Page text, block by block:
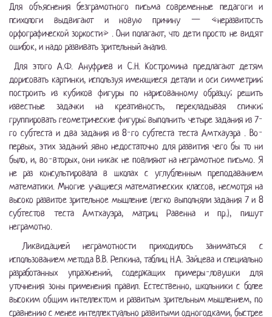
Для объяснения безграмотного письма современные педагоги и
психологи выдвигают и новую причину — «неразвитость
орфографической зоркости» . Они полагают, что дети просто не видят
ошибок, и надо развивать зрительный анализ.
Для этого А.Ф. Ануфриев и С.Н. Костромина предлагают детям
дорисовать картинки, используя имеющиеся детали и оси симметрии;
построить из кубиков фигуры по нарисованному образцу; решить
известные задачки на креативность, перекладывая спички;
группировать геометрические фигуры; выполнить четыре задания из 7-
го субтеста и два задания из 8-го субтеста теста Амтхауэра . Во-
первых, этих заданий явно недостаточно для развития чего бы то ни
было, и, во-вторых, они никак не повлияют на неграмотное письмо. Я
не раз консультировала в школах с углубленным преподаванием
математики. Многие учащиеся математических классов, несмотря на
высоко развитое зрительное мышление (легко выполняли задания 7 и 8
субтестов теста Амтхауэра, матриц Равенна и пр.), пишут
неграмотно.
Ликвидацией неграмотности приходилось заниматься с
использованием метода В.В. Репкина, таблиц Н.А. Зайцева и специально
разработанных упражнений, содержащих примеры-ловушки для
уточнения зоны применения правил. Естественно, школьники с более
высоким общим интеллектом и развитым зрительным мышлением, по
сравнению с менее интеллектуально развитыми одногодками, быстрее